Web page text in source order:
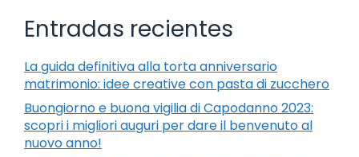
Entradas recientes
La guida definitiva alla torta anniversario
matrimonio: idee creative con pasta di zucchero
Buongiorno e buona vigilia di Capodanno 2023:
scopri i migliori auguri per dare il benvenuto al
nuovo anno!